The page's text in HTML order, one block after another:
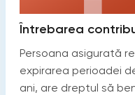
Întrebarea
Persoana asigurată
expirarea perioadei
ani, are dreptul să